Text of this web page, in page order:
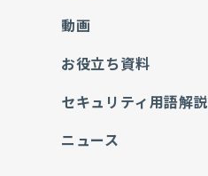
動画
お役立ち資料
セキュリティ用語解説
ニュース